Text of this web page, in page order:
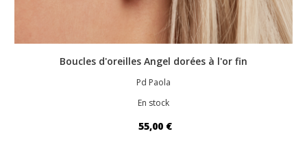
Boucles d'oreilles Angel dorées à l'or fin
Pd Paola
En stock
55,00 €